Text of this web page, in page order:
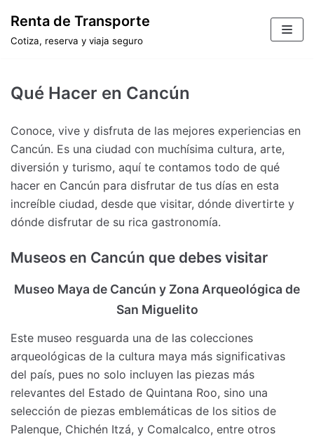
Saltar
al
Renta de Transporte
Cotiza, reserva y viaja seguro
Qué Hacer en Cancún
Conoce, vive y disfruta de las mejores experiencias en
Cancún. Es una ciudad con muchísima cultura, arte,
diversión y turismo, aquí te contamos todo de qué
hacer en Cancún para disfrutar de tus días en esta
increíble ciudad, desde que visitar, dónde divertirte y
dónde disfrutar de su rica gastronomía.
Museos en Cancún que debes visitar
Museo Maya de Cancún y Zona Arqueológica de
San Miguelito
Este museo resguarda una de las colecciones
arqueológicas de la cultura maya más significativas
del país, pues no solo incluyen las piezas más
relevantes del Estado de Quintana Roo, sino una
selección de piezas emblemáticas de los sitios de
Palenque, Chichén Itzá, y Comalcalco, entre otros